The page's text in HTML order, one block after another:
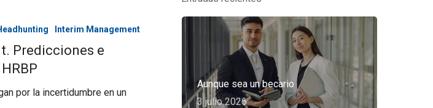
Interim Management
Predicciones e
por la incertidumbre en un
Aunque sea un becario
3 julio 2026